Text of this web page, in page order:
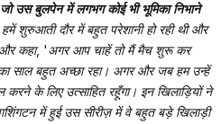
उस बुलपेन में लगभग कोई भी भूमिका निभाने
शुरुआती दौर में बहुत परेशानी हो रही थी और
और कहा, 'अगर आप चाहें तो मैं मैच शुरू कर
साल बहुत अच्छा रहा। अगर और जब हम उन्हें
करने के लिए उत्साहित रहूँगा। इन खिलाड़ियों ने
में हुई उस सीरीज़ में वे बहुत बड़े खिलाड़ी